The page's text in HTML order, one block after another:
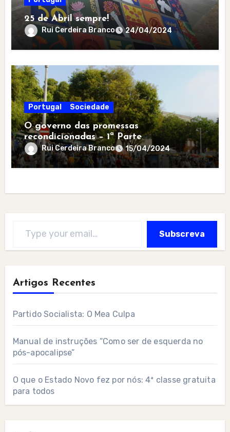
25 de Abril sempre!
Rui Cerdeira Branco 24/04/2024
Portugal Sociedade
O governo das promessas
recondicionadas – 1ª Parte
Rui Cerdeira Branco 15/04/2024
Subscreva
Artigos Recentes
Partido Socialista: O Mea Culpa
Manual de instruções “Como ser de esquerda no
pós-apocalipse”
O que o Estado Novo fez por nós: 4ª classe gratuita
para todos